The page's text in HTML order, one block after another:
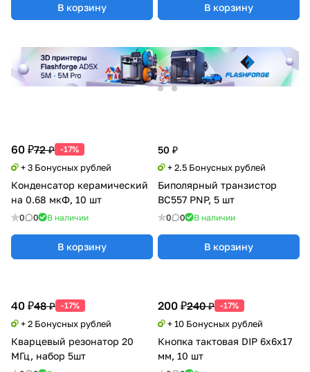
В корзину В корзину
60 ₽72 ₽ -17%
+ 3 Бонусных рублей
Конденсатор керамический
на 0.68 мкФ, 10 шт
0 0 В наличии
В корзину
50 ₽
+ 2.5 Бонусных рублей
Биполярный транзистор
BC557 PNP, 5 шт
0 0 В наличии
В корзину
40 ₽48 ₽ -17%
+ 2 Бонусных рублей
Кварцевый резонатор 20
МГц, набор 5шт
200 ₽240 ₽ -17%
+ 10 Бонусных рублей
Кнопка тактовая DIP 6x6x17
мм, 10 шт